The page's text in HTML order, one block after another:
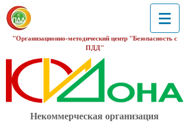
"Организационно-методический центр "Безопасность с
ПДД"
Некоммерческая организация